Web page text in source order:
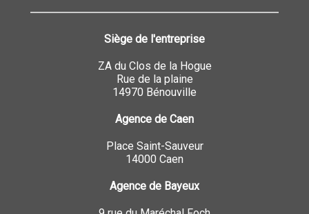
Siège de l'entreprise
ZA du Clos de la Hogue
Rue de la plaine
14970 Bénouville
Agence de Caen
Place Saint-Sauveur
14000 Caen
Agence de Bayeux